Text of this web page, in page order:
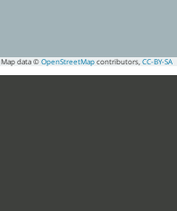
Map data © OpenStreetMap contributors, CC-BY-SA